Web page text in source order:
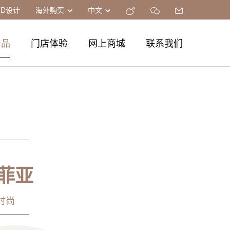
设计 海外购买 中文
门店体验 网上商城 联系我们
亚
尚